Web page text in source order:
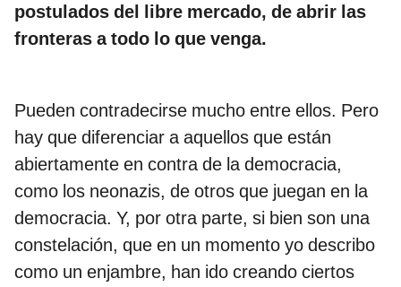
postulados del libre mercado, de abrir las
fronteras a todo lo que venga.
Pueden contradecirse mucho entre ellos. Pero
hay que diferenciar a aquellos que están
abiertamente en contra de la democracia,
como los neonazis, de otros que juegan en la
democracia. Y, por otra parte, si bien son una
constelación, que en un momento yo describo
como un enjambre, han ido creando ciertos